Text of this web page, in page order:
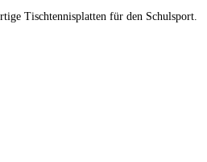
Tischtennisplatten für den Schulsport.